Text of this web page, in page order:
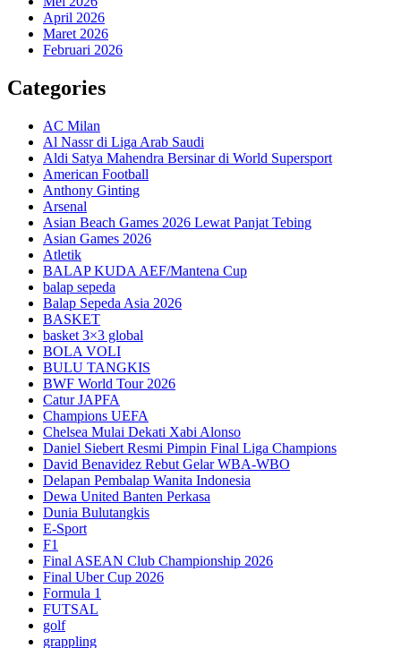
April 2026
Maret 2026
Februari 2026
Categories
AC Milan
Al Nassr di Liga Arab Saudi
Aldi Satya Mahendra Bersinar di World Supersport
American Football
Anthony Ginting
Arsenal
Asian Beach Games 2026 Lewat Panjat Tebing
Asian Games 2026
Atletik
BALAP KUDA AEF/Mantena Cup
balap sepeda
Balap Sepeda Asia 2026
BASKET
basket 3×3 global
BOLA VOLI
BULU TANGKIS
BWF World Tour 2026
Catur JAPFA
Champions UEFA
Chelsea Mulai Dekati Xabi Alonso
Daniel Siebert Resmi Pimpin Final Liga Champions
David Benavidez Rebut Gelar WBA-WBO
Delapan Pembalap Wanita Indonesia
Dewa United Banten Perkasa
Dunia Bulutangkis
E-Sport
F1
Final ASEAN Club Championship 2026
Final Uber Cup 2026
Formula 1
FUTSAL
golf
grappling